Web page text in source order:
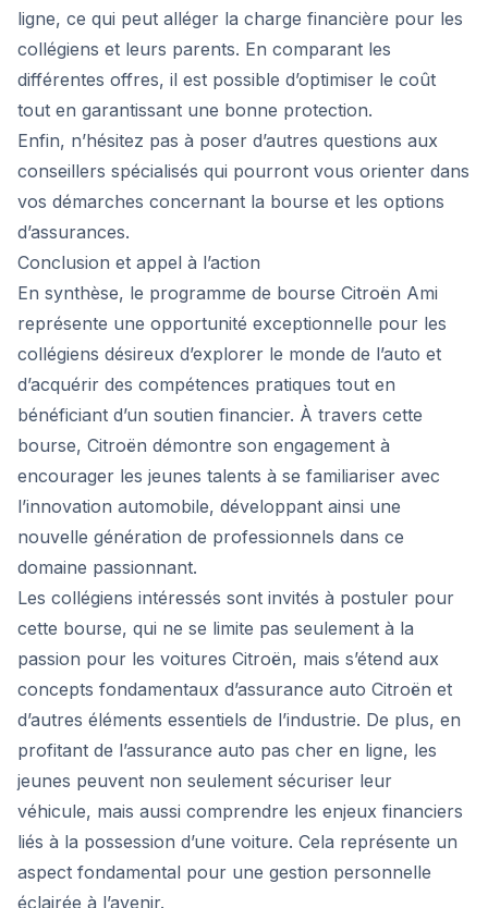
ligne, ce qui peut alléger la charge financière pour les
collégiens et leurs parents. En comparant les
différentes offres, il est possible d’optimiser le coût
tout en garantissant une bonne protection.
Enfin, n’hésitez pas à poser d’autres questions aux
conseillers spécialisés qui pourront vous orienter dans
vos démarches concernant la bourse et les options
d’assurances.
Conclusion et appel à l’action
En synthèse, le programme de bourse Citroën Ami
représente une opportunité exceptionnelle pour les
collégiens désireux d’explorer le monde de l’auto et
d’acquérir des compétences pratiques tout en
bénéficiant d’un soutien financier. À travers cette
bourse, Citroën démontre son engagement à
encourager les jeunes talents à se familiariser avec
l’innovation automobile, développant ainsi une
nouvelle génération de professionnels dans ce
domaine passionnant.
Les collégiens intéressés sont invités à postuler pour
cette bourse, qui ne se limite pas seulement à la
passion pour les voitures Citroën, mais s’étend aux
concepts fondamentaux d’assurance auto Citroën et
d’autres éléments essentiels de l’industrie. De plus, en
profitant de l’assurance auto pas cher en ligne, les
jeunes peuvent non seulement sécuriser leur
véhicule, mais aussi comprendre les enjeux financiers
liés à la possession d’une voiture. Cela représente un
aspect fondamental pour une gestion personnelle
éclairée à l’avenir.